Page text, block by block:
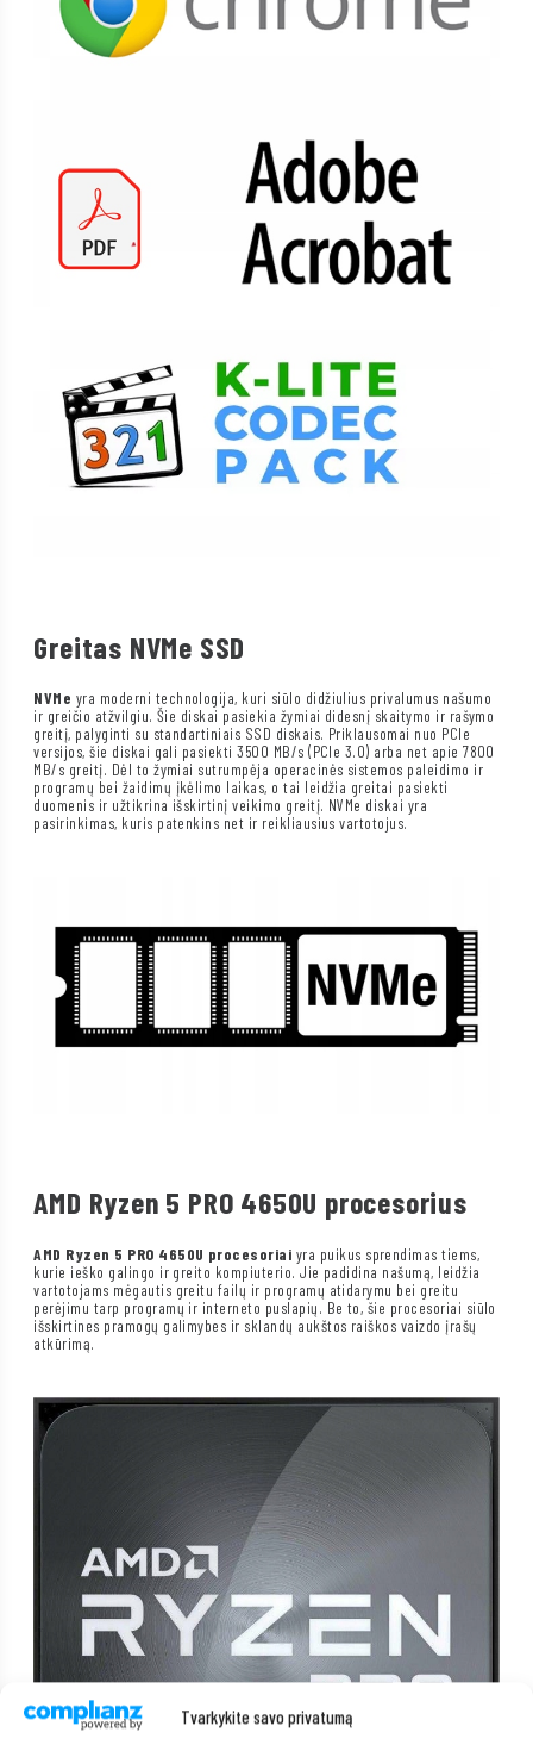
Tvarkykite savo privatumą
Greitas NVMe SSD
NVMe yra moderni technologija, kuri siūlo didžiulius privalumus našumo
ir greičio atžvilgiu. Šie diskai pasiekia žymiai didesnį skaitymo ir rašymo
greitį, palyginti su standartiniais SSD diskais. Priklausomai nuo PCIe
versijos, šie diskai gali pasiekti 3500 MB/s (PCIe 3.0) arba net apie 7800
MB/s greitį. Dėl to žymiai sutrumpėja operacinės sistemos paleidimo ir
programų bei žaidimų įkėlimo laikas, o tai leidžia greitai pasiekti
duomenis ir užtikrina išskirtinį veikimo greitį. NVMe diskai yra
pasirinkimas, kuris patenkins net ir reikliausius vartotojus.
AMD Ryzen 5 PRO 4650U procesorius
AMD Ryzen 5 PRO 4650U procesoriai yra puikus sprendimas tiems,
kurie ieško galingo ir greito kompiuterio. Jie padidina našumą, leidžia
vartotojams mėgautis greitu failų ir programų atidarymu bei greitu
perėjimu tarp programų ir interneto puslapių. Be to, šie procesoriai siūlo
išskirtines pramogų galimybes ir sklandų aukštos raiškos vaizdo įrašų
atkūrimą.